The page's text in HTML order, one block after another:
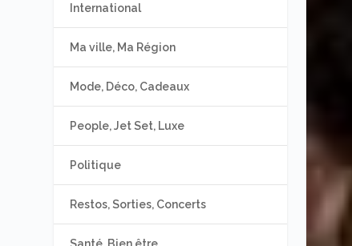
International
Ma ville, Ma Région
Mode, Déco, Cadeaux
People, Jet Set, Luxe
Politique
Restos, Sorties, Concerts